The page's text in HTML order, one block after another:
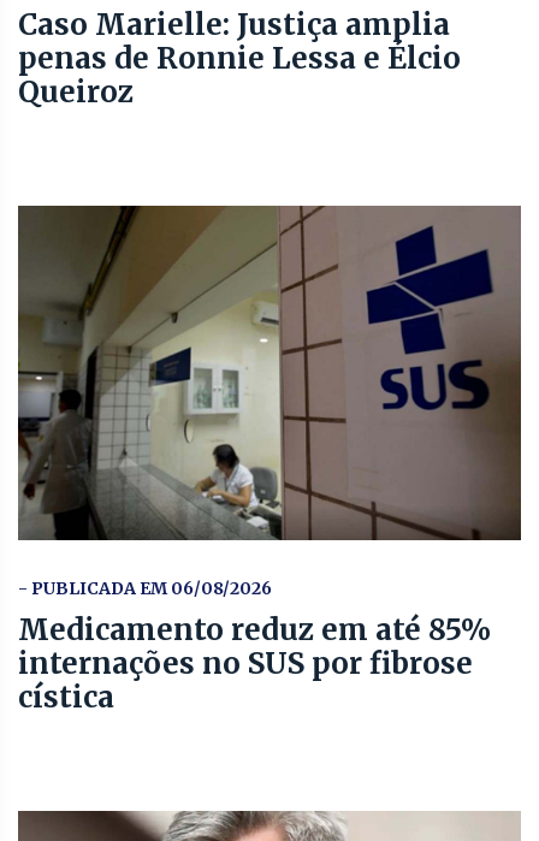
Caso Marielle: Justiça amplia
penas de Ronnie Lessa e Élcio
Queiroz
- PUBLICADA EM 06/08/2026
Medicamento reduz em até 85%
internações no SUS por fibrose
cística